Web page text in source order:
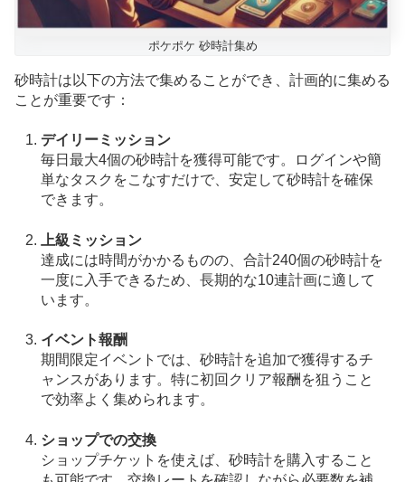
ポケポケ 砂時計集め
砂時計は以下の方法で集めることができ、計画的に集める
ことが重要です：
デイリーミッション
毎日最大4個の砂時計を獲得可能です。ログインや簡
単なタスクをこなすだけで、安定して砂時計を確保
できます。
上級ミッション
達成には時間がかかるものの、合計240個の砂時計を
一度に入手できるため、長期的な10連計画に適して
います。
イベント報酬
期間限定イベントでは、砂時計を追加で獲得するチ
ャンスがあります。特に初回クリア報酬を狙うこと
で効率よく集められます。
ショップでの交換
ショップチケットを使えば、砂時計を購入すること